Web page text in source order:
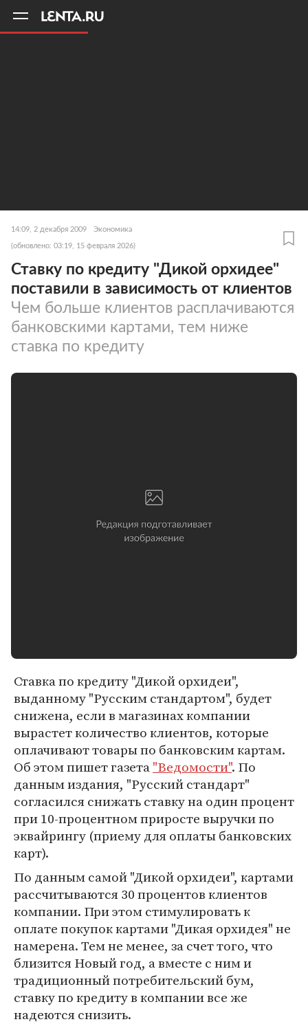
14:09, 2 декабря 2009 Экономика
(обновлено: 03:19, 15 февраля 2026)
Ставку по кредиту "Дикой орхидее"
поставили в зависимость от клиентов
Чем больше клиентов расплачиваются
банковскими картами, тем ниже
ставка по кредиту
Ставка по кредиту "Дикой орхидеи",
выданному "Русским стандартом", будет
снижена, если в магазинах компании
вырастет количество клиентов, которые
оплачивают товары по банковским картам.
Об этом пишет газета"Ведомости". По
данным издания, "Русский стандарт"
согласился снижать ставку на один процент
при 10-процентном приросте выручки по
эквайрингу (приему для оплаты банковских
карт).
По данным самой "Дикой орхидеи", картами
рассчитываются 30 процентов клиентов
компании. При этом стимулировать к
оплате покупок картами "Дикая орхидея" не
намерена. Тем не менее, за счет того, что
близится Новый год, а вместе с ним и
традиционный потребительский бум,
ставку по кредиту в компании все же
надеются снизить.